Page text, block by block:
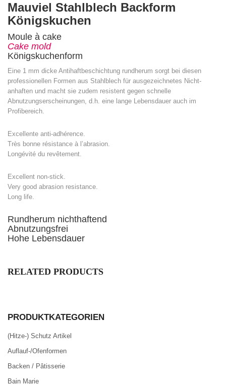
Mauviel Stahlblech Backform
Königskuchen
Moule à cake
Cake mold
Königskuchenform
Eine 1 mm dicke Antihaftbeschichtung rundherum sorgt bei diesen
professionellen Formen aus Stahlblech für ausgezeichnetes Nicht-
anhaften und macht sie zudem resistent gegen schnelle
Abnutzungserscheinungen, d.h. eine lange Lebensdauer auch im
Profibereich.
Excellente anti-adhérence.
Très bonne résistance à l’abrasion.
Longévité du revêtement.
Excellent non-stick.
Very good abrasion resistance.
Long life.
Rundherum nichthaftend
Abnutzungsfrei
Hohe Lebensdauer
RELATED PRODUCTS
PRODUKTKATEGORIEN
(Hitze-) Schutz Artikel
Auflauf-/Ofenformen
Backen / Pâtisserie
Bain Marie